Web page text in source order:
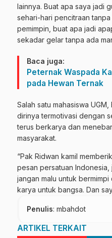
lainnya. Buat apa saya jadi
sehari-hari pencitraan tanpa
pemimpin, buat apa jadi
sekadar gelar tanpa ada
Baca juga:
Peternak Waspada
pada Hewan Ternak
Salah satu mahasiswa
dirinya termotivasi dengan
terus berkarya dan
masyarakat.
“Pak Ridwan kamil
pesan persatuan Indonesia,
jangan malu untuk
karya untuk bangsa. Dan
Penulis: mbahdot
ARTIKEL TERKAIT